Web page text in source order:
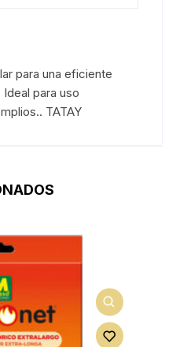
para una eficiente
para uso
TATAY